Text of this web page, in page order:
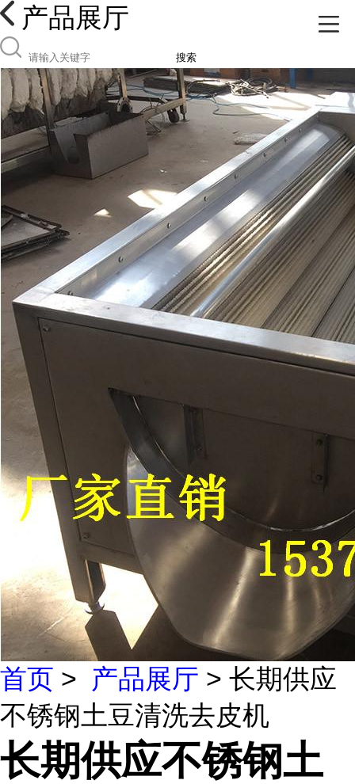
产品展厅
搜索
首页 > 产品展厅 > 长期供应
不锈钢土豆清洗去皮机
长期供应不锈钢土